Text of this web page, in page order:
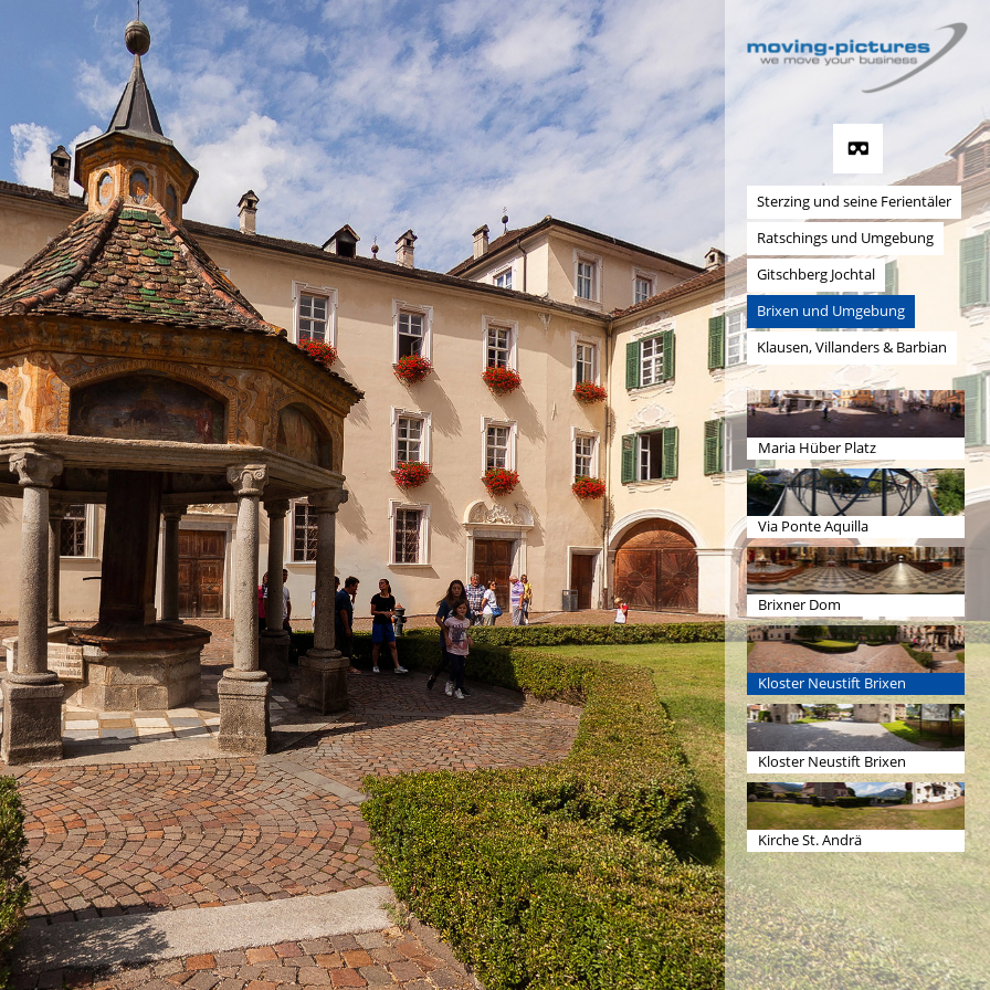
Sterzing und seine Ferientäler
Ratschings und Umgebung
Gitschberg Jochtal
Brixen und Umgebung
Klausen, Villanders & Barbian
Maria Hüber Platz
Via Ponte Aquilla
Brixner Dom
Kloster Neustift Brixen
Kloster Neustift Brixen
Kirche St. Andrä